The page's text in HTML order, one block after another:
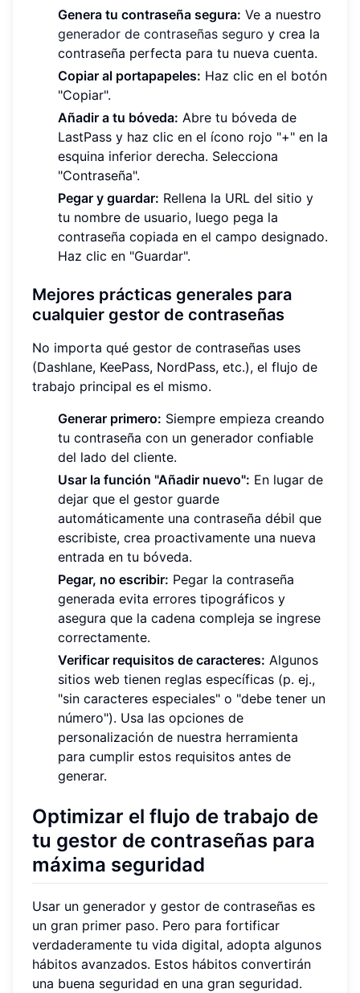
Genera tu contraseña segura: Ve a nuestro
generador de contraseñas seguro y crea la
contraseña perfecta para tu nueva cuenta.
Copiar al portapapeles: Haz clic en el botón
"Copiar".
Añadir a tu bóveda: Abre tu bóveda de
LastPass y haz clic en el ícono rojo "+" en la
esquina inferior derecha. Selecciona
"Contraseña".
Pegar y guardar: Rellena la URL del sitio y
tu nombre de usuario, luego pega la
contraseña copiada en el campo designado.
Haz clic en "Guardar".
Mejores prácticas generales para
cualquier gestor de contraseñas
No importa qué gestor de contraseñas uses
(Dashlane, KeePass, NordPass, etc.), el flujo de
trabajo principal es el mismo.
Generar primero: Siempre empieza creando
tu contraseña con un generador confiable
del lado del cliente.
Usar la función "Añadir nuevo": En lugar de
dejar que el gestor guarde
automáticamente una contraseña débil que
escribiste, crea proactivamente una nueva
entrada en tu bóveda.
Pegar, no escribir: Pegar la contraseña
generada evita errores tipográficos y
asegura que la cadena compleja se ingrese
correctamente.
Verificar requisitos de caracteres: Algunos
sitios web tienen reglas específicas (p. ej.,
"sin caracteres especiales" o "debe tener un
número"). Usa las opciones de
personalización de nuestra herramienta
para cumplir estos requisitos antes de
generar.
Optimizar el flujo de trabajo de
tu gestor de contraseñas para
máxima seguridad
Usar un generador y gestor de contraseñas es
un gran primer paso. Pero para fortificar
verdaderamente tu vida digital, adopta algunos
hábitos avanzados. Estos hábitos convertirán
una buena seguridad en una gran seguridad.